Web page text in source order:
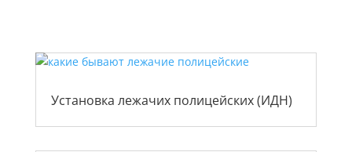
Установка лежачих полицейских (ИДН)